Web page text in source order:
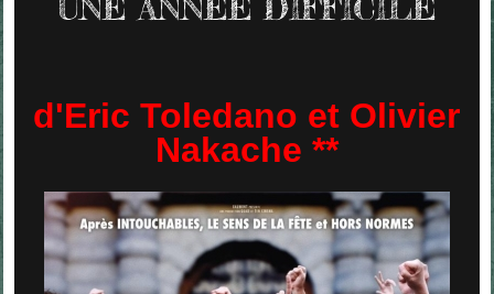
UNE ANNÉE DIFFICILE
d'Eric Toledano et Olivier
Nakache **